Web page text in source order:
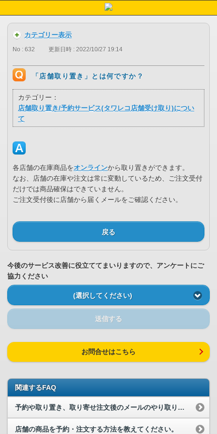
カテゴリー表示
No : 632 更新日時 : 2022/10/27 19:14
「店舗取り置き」とは何ですか？
カテゴリー：
店舗取り置き/予約サービス(タワレコ店舗受け取り)につい
て
各店舗の在庫商品をオンラインから取り置きができます。
なお、店舗の在庫や注文は常に変動しているため、ご注文受付
だけでは商品確保はできていません。
ご注文受付後に店舗から届くメールをご確認ください。
戻る
今後のサービス改善に役立ててまいりますので、アンケートにご
協力ください
(選択してください)
送信する
お問合せはこちら
関連するFAQ
予約や取り置き、取り寄せ注文後のメールのやり取りを教えてください
店舗の商品を予約・注文する方法を教えてください。